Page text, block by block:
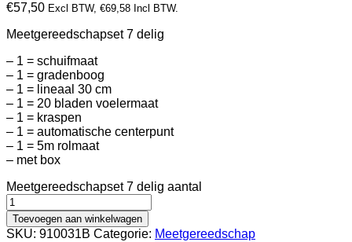
€57,50 Excl BTW, €69,58 Incl BTW.
Meetgereedschapset 7 delig
– 1 = schuifmaat
– 1 = gradenboog
– 1 = lineaal 30 cm
– 1 = 20 bladen voelermaat
– 1 = kraspen
– 1 = automatische centerpunt
– 1 = 5m rolmaat
– met box
Meetgereedschapset 7 delig aantal
Toevoegen aan winkelwagen
SKU: 910031B Categorie: Meetgereedschap